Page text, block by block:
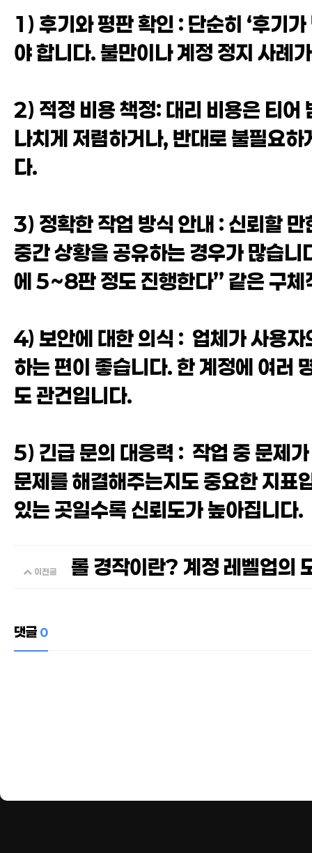
1) 후기와 평판 확인 : 단순히 ‘후기
야 합니다. 불만이나 계정 정지 사례
2) 적정 비용 책정: 대리 비용은 티어
나치게 저렴하거나, 반대로 불필요
다.
3) 정확한 작업 방식 안내 : 신뢰할
중간 상황을 공유하는 경우가 많습
에 5~8판 정도 진행한다” 같은 구체
4) 보안에 대한 의식 : 업체가 사용자
하는 편이 좋습니다. 한 계정에 여러
도 관건입니다.
5) 긴급 문의 대응력 : 작업 중 문제
문제를 해결해주는지도 중요한 지표
있는 곳일수록 신뢰도가 높아집니다.
이전글 롤 경작이란? 계정 레벨업의
댓글 0